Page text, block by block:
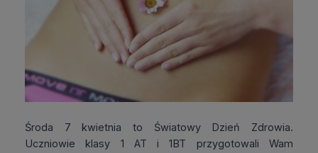
Środa 7 kwietnia to Światowy Dzień Zdrowia.
Uczniowie klasy 1 AT i 1BT przygotowali Wam